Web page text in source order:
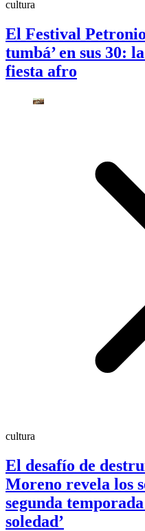
cultura
El Festival
tumbá’ en sus 30:
fiesta afro
cultura
El desafío de
Moreno revela los
segunda temporada
soledad’